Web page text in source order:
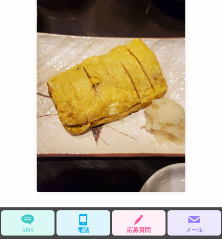
SNS 電話 応募質問 メール
おはようございます
早番のオーザックです